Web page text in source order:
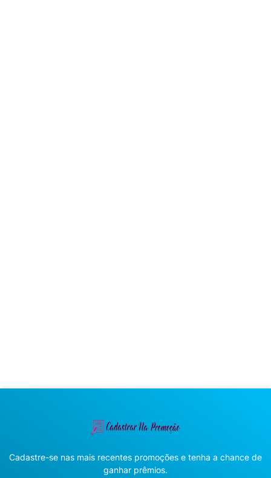
Cadastre-se nas mais recentes promoções e tenha a chance de
ganhar prêmios.